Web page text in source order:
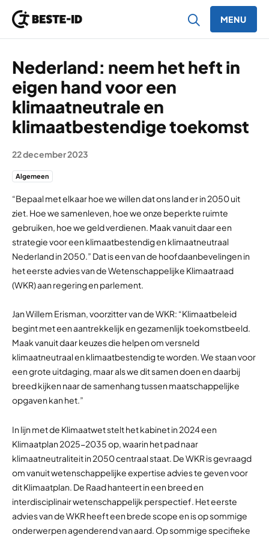
MENU
Nederland: neem het heft in
eigen hand voor een
klimaatneutrale en
klimaatbestendige toekomst
22 december 2023
Algemeen
“Bepaal met elkaar hoe we willen dat ons land er in 2050 uit
ziet. Hoe we samenleven, hoe we onze beperkte ruimte
gebruiken, hoe we geld verdienen. Maak vanuit daar een
strategie voor een klimaatbestendig en klimaatneutraal
Nederland in 2050.” Dat is een van de hoofdaanbevelingen in
het eerste advies van de Wetenschappelijke Klimaatraad
(WKR) aan regering en parlement.
Jan Willem Erisman, voorzitter van de WKR: “Klimaatbeleid
begint met een aantrekkelijk en gezamenlijk toekomstbeeld.
Maak vanuit daar keuzes die helpen om versneld
klimaatneutraal en klimaatbestendig te worden. We staan voor
een grote uitdaging, maar als we dit samen doen en daarbij
breed kijken naar de samenhang tussen maatschappelijke
opgaven kan het.”
In lijn met de Klimaatwet stelt het kabinet in 2024 een
Klimaatplan 2025-2035 op, waarin het pad naar
klimaatneutraliteit in 2050 centraal staat. De WKR is gevraagd
om vanuit wetenschappelijke expertise advies te geven voor
dit Klimaatplan. De Raad hanteert in een breed en
interdisciplinair wetenschappelijk perspectief. Het eerste
advies van de WKR heeft een brede scope en is op sommige
onderwerpen agenderend van aard. Op sommige specifieke